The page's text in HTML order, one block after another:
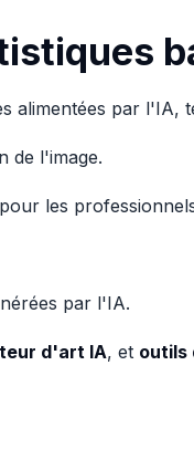
alimentées par l'IA,
de l'image.
les
par l'IA.
d'art IA, et outils